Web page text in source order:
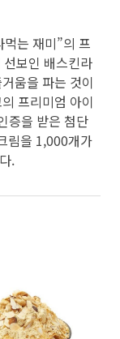
는 재미”의 프
보인 배스킨라
움을 파는 것이
프리미엄 아이
증을 받은 첨단
림을 1,000개가
.